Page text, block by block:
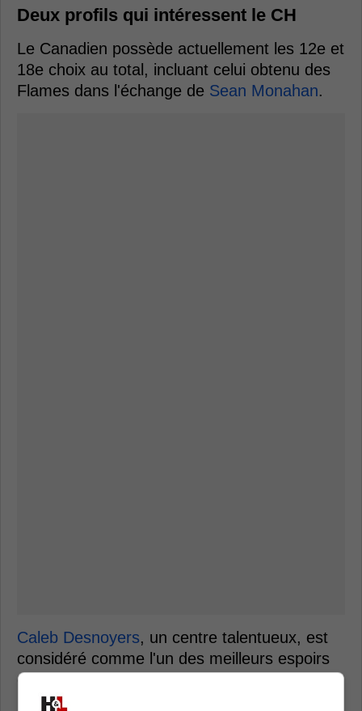
Deux profils qui intéressent le CH
Le Canadien possède actuellement les 12e et
18e choix au total, incluant celui obtenu des
Flames dans l'échange de Sean Monahan.
Caleb Desnoyers, un centre talentueux, est
considéré comme l'un des meilleurs espoirs
québécois de sa génération et pourrait être
repêché dans le top 10. Si Montréal espère